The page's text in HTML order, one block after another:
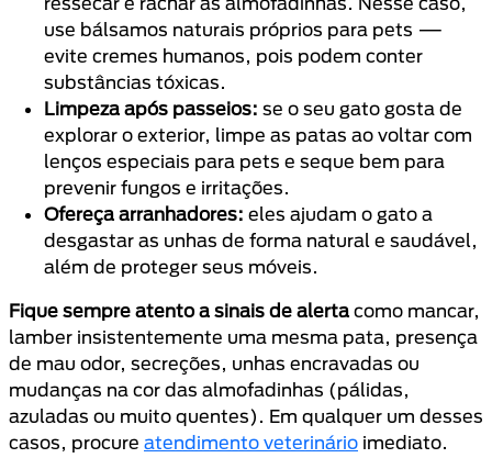
use bálsamos naturais próprios para pets —
evite cremes humanos, pois podem conter
substâncias tóxicas.
Limpeza após passeios: se o seu gato gosta de
explorar o exterior, limpe as patas ao voltar com
lenços especiais para pets e seque bem para
prevenir fungos e irritações.
Ofereça arranhadores: eles ajudam o gato a
desgastar as unhas de forma natural e saudável,
além de proteger seus móveis.
Fique sempre atento a sinais de alerta como mancar,
lamber insistentemente uma mesma pata, presença
de mau odor, secreções, unhas encravadas ou
mudanças na cor das almofadinhas (pálidas,
azuladas ou muito quentes). Em qualquer um desses
casos, procure atendimento veterinário imediato.